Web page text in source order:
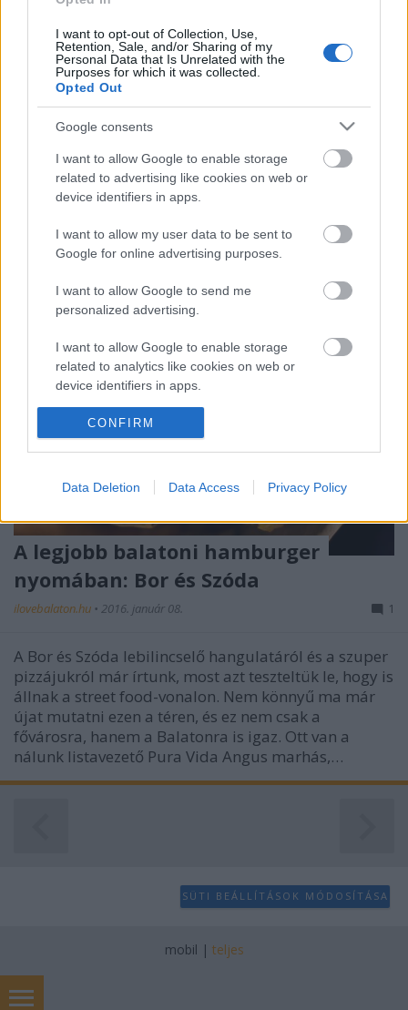
I want to opt-out of Collection, Use,
Retention, Sale, and/or Sharing of my
Personal Data that Is Unrelated with the
Purposes for which it was collected.
Opted Out
Google consents
I want to allow Google to enable storage
related to advertising like cookies on web or
device identifiers in apps.
I want to allow my user data to be sent to
Google for online advertising purposes.
I want to allow Google to send me
personalized advertising.
I want to allow Google to enable storage
related to analytics like cookies on web or
device identifiers in apps.
I want to allow Google to enable storage
related to functionality of the website or app.
I want to allow Google to enable storage
related to personalization.
I want to allow Google to enable storage
related to security, including authentication
functionality and fraud prevention, and other
CONFIRM
Data Deletion Data Access Privacy Policy
Szent György-hegyi pinceparti, ahol
a dj főz
ilovebalaton.hu•2016. augusztus 17.
A Szent György-hegy déli oldalán, Kisapáti és
Hegymagas között találod a Killer pincét, ahol
szombatonként este hattól igazi kis gasztroszeánsz
veszi kezdetét. A házigazda, Caspar hozza a borokat,
párja, Erika a sütiket, Papa Aron és Karina pedig a
vega kajáról gondoskodnak. Ismét egy olyan…
A legjobb balatoni hamburger
nyomában: Bor és Szóda
ilovebalaton.hu • 2016. január 08. 1
A Bor és Szóda lebilincselő hangulatáról és a szuper
pizzájukról már írtunk, most azt teszteltük le, hogy is
állnak a street food-vonalon. Nem könnyű ma már
újat mutatni ezen a téren, és ez nem csak a
fővárosra, hanem a Balatonra is igaz. Ott van a
nálunk listavezető Pura Vida Angus marhás,…
SÜTI BEÁLLÍTÁSOK MÓDOSÍTÁSA
mobil | teljes